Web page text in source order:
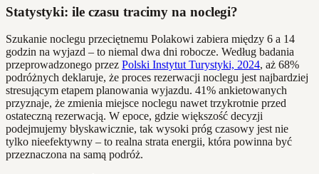
Statystyki: ile czasu tracimy na noclegi?
Szukanie noclegu przeciętnemu Polakowi zabiera między 6 a 14
godzin na wyjazd – to niemal dwa dni robocze. Według badania
przeprowadzonego przez Polski Instytut Turystyki, 2024, aż 68%
podróżnych deklaruje, że proces rezerwacji noclegu jest najbardziej
stresującym etapem planowania wyjazdu. 41% ankietowanych
przyznaje, że zmienia miejsce noclegu nawet trzykrotnie przed
ostateczną rezerwacją. W epoce, gdzie większość decyzji
podejmujemy błyskawicznie, tak wysoki próg czasowy jest nie
tylko nieefektywny – to realna strata energii, która powinna być
przeznaczona na samą podróż.